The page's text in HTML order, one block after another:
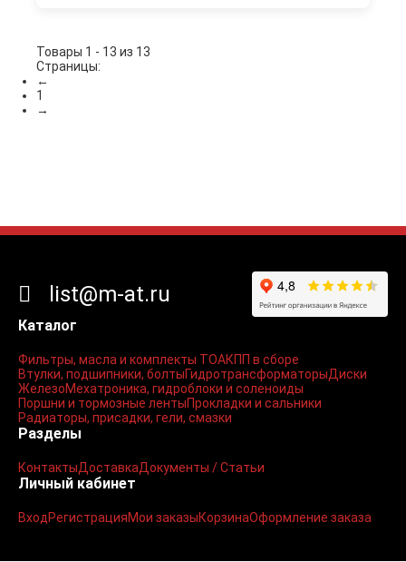
Товары 1 - 13 из 13
Страницы:
←
1
→
Каталог
Фильтры, масла и комплекты ТОАКПП в сборе
Втулки, подшипники, болтыГидротрансформаторыДиски
ЖелезоМехатроника, гидроблоки и соленоиды
Поршни и тормозные лентыПрокладки и сальники
Радиаторы, присадки, гели, смазки
Разделы
КонтактыДоставкаДокументы / Статьи
Личный кабинет
ВходРегистрацияМои заказыКорзинаОформление заказа
list@m-at.ru